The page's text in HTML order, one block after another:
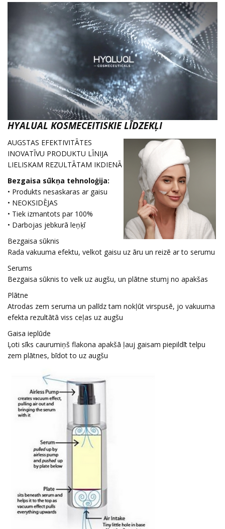
HYALUAL KOSMECEITISKIE LĪDZEKĻI
AUGSTAS EFEKTIVITĀTES
INOVATĪVU PRODUKTU LĪNIJA
LIELISKAM REZULTĀTAM IKDIENĀ
Bezgaisa sūkņa tehnoloģija:
• Produkts nesaskaras ar gaisu
• NEOKSIDĒJAS
• Tiek izmantots par 100%
• Darbojas jebkurā leņķī
Bezgaisa sūknis
Rada vakuuma efektu, velkot gaisu uz āru un reizē ar to serumu
Serums
Bezgaisa sūknis to velk uz augšu, un plātne stumj no apakšas
Plātne
Atrodas zem seruma un palīdz tam nokļūt virspusē, jo vakuuma
efekta rezultātā viss ceļas uz augšu
Gaisa ieplūde
Ļoti sīks caurumiņš flakona apakšā ļauj gaisam piepildīt telpu
zem plātnes, bīdot to uz augšu